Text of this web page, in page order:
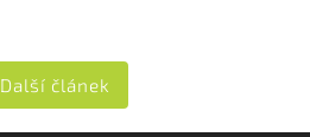
Další článek